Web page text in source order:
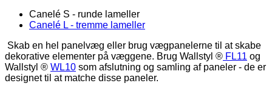
Canelé S - runde lameller
Canelé L - tremme lameller
Skab en hel panelvæg eller brug vægpanelerne til at skabe
dekorative elementer på væggene. Brug Wallstyl ® FL11 og
Wallstyl ® WL10 som afslutning og samling af paneler - de er
designet til at matche disse paneler.